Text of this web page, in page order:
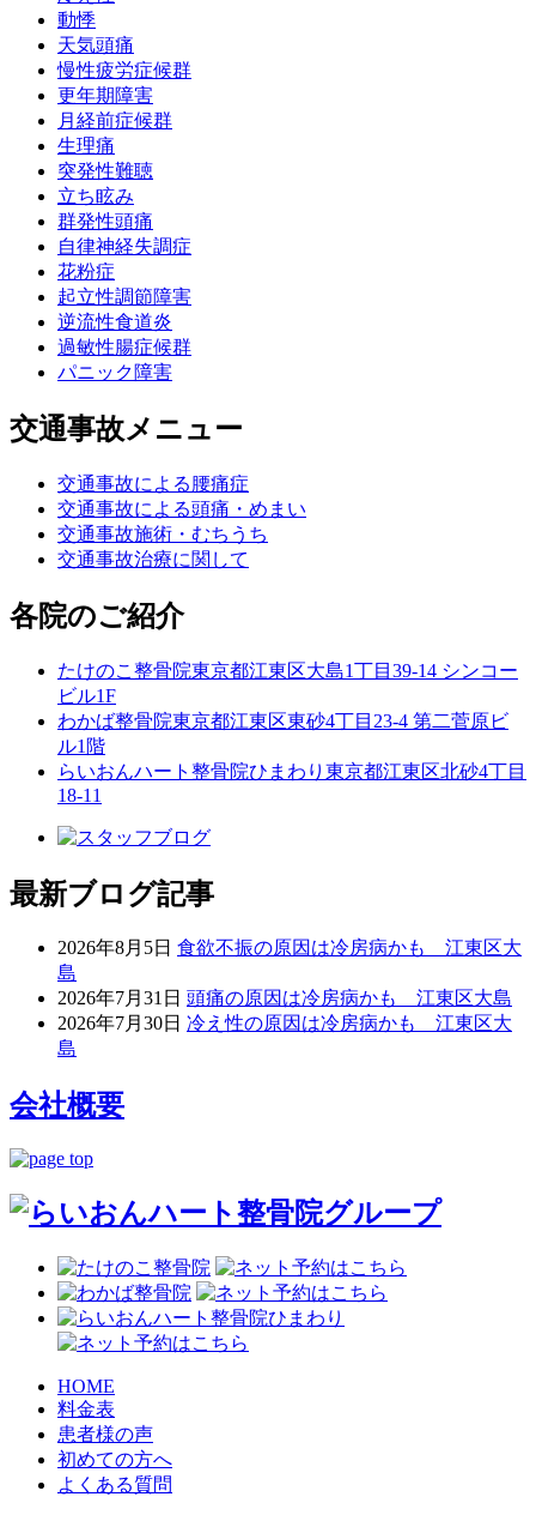
動悸
天気頭痛
慢性疲労症候群
更年期障害
月経前症候群
生理痛
突発性難聴
立ち眩み
群発性頭痛
自律神経失調症
花粉症
起立性調節障害
逆流性食道炎
過敏性腸症候群
パニック障害
交通事故メニュー
交通事故による腰痛症
交通事故による頭痛・めまい
交通事故施術・むちうち
交通事故治療に関して
各院のご紹介
たけのこ整骨院東京都江東区大島1丁目39-14 シンコー
ビル1F
わかば整骨院東京都江東区東砂4丁目23-4 第二菅原ビ
ル1階
らいおんハート整骨院ひまわり 東京都江東区北砂4丁目
18-11
最新ブログ記事
2026年8月5日 食欲不振の原因は冷房病かも 江東区大
島
2026年7月31日 頭痛の原因は冷房病かも 江東区大島
2026年7月30日 冷え性の原因は冷房病かも 江東区大
島
会社概要
HOME
料金表
患者様の声
初めての方へ
よくある質問